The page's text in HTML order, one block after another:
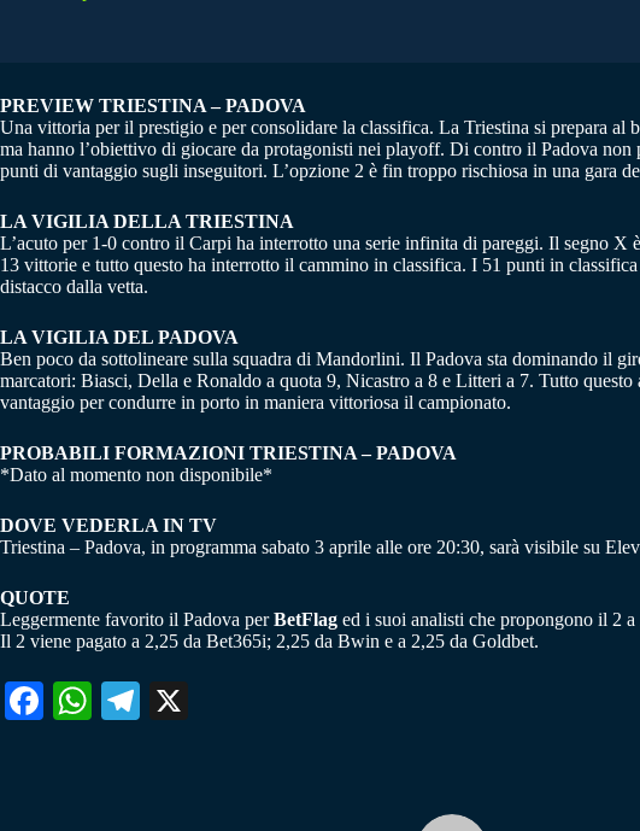
PREVIEW TRIESTINA – PADOVA
Una vittoria per il prestigio e per consolidare la classifica. La Triestina si prepara
ma hanno l’obiettivo di giocare da protagonisti nei playoff. Di contro il Padova
punti di vantaggio sugli inseguitori. L’opzione 2 è fin troppo rischiosa in una gara
LA VIGILIA DELLA TRIESTINA
L’acuto per 1-0 contro il Carpi ha interrotto una serie infinita di pareggi. Il segno X
13 vittorie e tutto questo ha interrotto il cammino in classifica. I 51 punti in
distacco dalla vetta.
LA VIGILIA DEL PADOVA
Ben poco da sottolineare sulla squadra di Mandorlini. Il Padova sta dominando il
marcatori: Biasci, Della e Ronaldo a quota 9, Nicastro a 8 e Litteri a 7. Tutto
vantaggio per condurre in porto in maniera vittoriosa il campionato.
PROBABILI FORMAZIONI TRIESTINA – PADOVA
*Dato al momento non disponibile*
DOVE VEDERLA IN TV
Triestina – Padova, in programma sabato 3 aprile alle ore 20:30, sarà visibile su
QUOTE
Leggermente favorito il Padova perBetFlag ed i suoi analisti che propongono il 2
Il 2 viene pagato a 2,25 da Bet365i; 2,25 da Bwin e a 2,25 da Goldbet.
Fa W
Te